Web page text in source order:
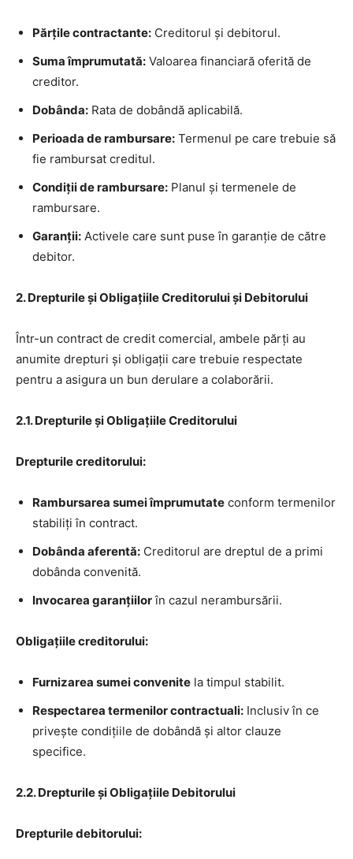
Părțile contractante: Creditorul și debitorul.
Suma împrumutată: Valoarea financiară oferită de
creditor.
Dobânda: Rata de dobândă aplicabilă.
Perioada de rambursare: Termenul pe care trebuie să
fie rambursat creditul.
Condiții de rambursare: Planul și termenele de
rambursare.
Garanții: Activele care sunt puse în garanție de către
debitor.
2. Drepturile și Obligațiile Creditorului și Debitorului
Într-un contract de credit comercial, ambele părți au
anumite drepturi și obligații care trebuie respectate
pentru a asigura un bun derulare a colaborării.
2.1. Drepturile și Obligațiile Creditorului
Drepturile creditorului:
Rambursarea sumei împrumutate conform termenilor
stabiliți în contract.
Dobânda aferentă: Creditorul are dreptul de a primi
dobânda convenită.
Invocarea garanțiilorîn cazul nerambursării.
Obligațiile creditorului:
Furnizarea sumei convenite la timpul stabilit.
Respectarea termenilor contractuali: Inclusiv în ce
privește condițiile de dobândă și altor clauze
specifice.
2.2. Drepturile și Obligațiile Debitorului
Drepturile debitorului: